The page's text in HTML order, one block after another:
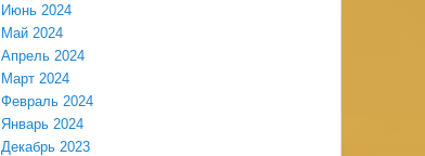
Июнь 2024
Май 2024
Апрель 2024
Март 2024
Февраль 2024
Январь 2024
Декабрь 2023